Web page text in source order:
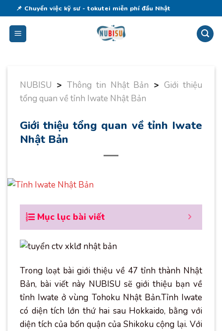
to
content
📌 Chuyển việc kỹ sư - tokutei miễn phí đầu Nhật
NUBISU > Thông tin Nhật Bản > Giới thiệu
tổng quan về tỉnh Iwate Nhật Bản
Giới thiệu tổng quan về tỉnh Iwate
Nhật Bản
Mục lục bài viết
Trong loạt bài giới thiệu về 47 tỉnh thành Nhật
Bản, bài viết này NUBISU sẽ giới thiệu bạn về
tỉnh Iwate ở vùng Tohoku Nhật Bản.Tỉnh Iwate
có diện tích lớn thứ hai sau Hokkaido, bằng với
diện tích của bốn quận của Shikoku cộng lại. Với